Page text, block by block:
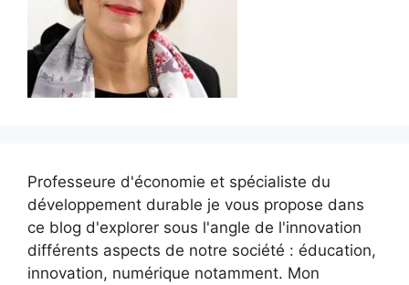
Professeure d'économie et spécialiste du
développement durable je vous propose dans
ce blog d'explorer sous l'angle de l'innovation
différents aspects de notre société : éducation,
innovation, numérique notamment. Mon